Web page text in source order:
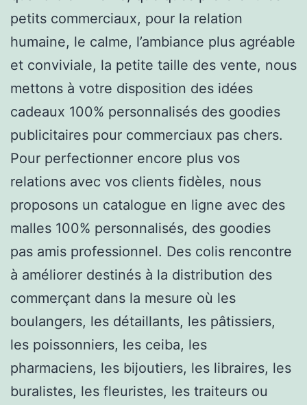
petits commerciaux, pour la relation
humaine, le calme, l’ambiance plus agréable
et conviviale, la petite taille des vente, nous
mettons à votre disposition des idées
cadeaux 100% personnalisés des goodies
publicitaires pour commerciaux pas chers.
Pour perfectionner encore plus vos
relations avec vos clients fidèles, nous
proposons un catalogue en ligne avec des
malles 100% personnalisés, des goodies
pas amis professionnel. Des colis rencontre
à améliorer destinés à la distribution des
commerçant dans la mesure où les
boulangers, les détaillants, les pâtissiers,
les poissonniers, les ceiba, les
pharmaciens, les bijoutiers, les libraires, les
buralistes, les fleuristes, les traiteurs ou